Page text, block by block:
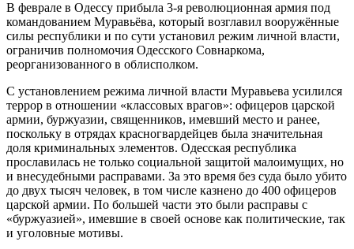
В феврале в Одессу прибыла 3-я революционная армия под
командованием Муравьёва, который возглавил вооружённые
силы республики и по сути установил режим личной власти,
ограничив полномочия Одесского Совнаркома,
реорганизованного в облисполком.
С установлением режима личной власти Муравьева усилился
террор в отношении «классовых врагов»: офицеров царской
армии, буржуазии, священников, имевший место и ранее,
поскольку в отрядах красногвардейцев была значительная
доля криминальных элементов. Одесская республика
прославилась не только социальной защитой малоимущих, но
и внесудебными расправами. За это время без суда было убито
до двух тысяч человек, в том числе казнено до 400 офицеров
царской армии. По большей части это были расправы с
«буржуазией», имевшие в своей основе как политические, так
и уголовные мотивы.